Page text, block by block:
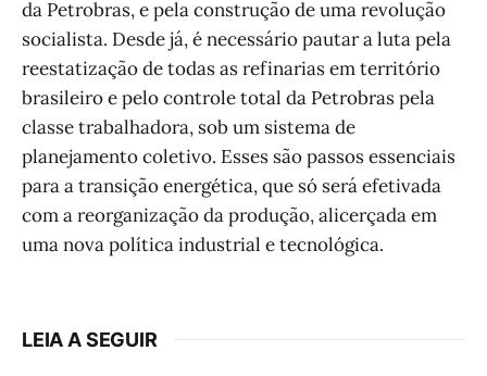
da Petrobras, e pela construção de uma revolução
socialista. Desde já, é necessário pautar a luta pela
reestatização de todas as refinarias em território
brasileiro e pelo controle total da Petrobras pela
classe trabalhadora, sob um sistema de
planejamento coletivo. Esses são passos essenciais
para a transição energética, que só será efetivada
com a reorganização da produção, alicerçada em
uma nova política industrial e tecnológica.
LEIA A SEGUIR